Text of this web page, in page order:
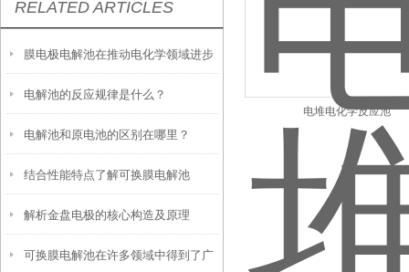
RELATED ARTICLES
膜电极电解池在推动电化学领域进步
中的作用
电解池的反应规律是什么？
电解池和原电池的区别在哪里？
结合性能特点了解可换膜电解池
解析金盘电极的核心构造及原理
可换膜电解池在许多领域中得到了广
电堆电化学反应池